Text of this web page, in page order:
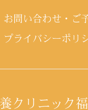
お問い合わせ・ご
プライバシーポリ
クリニック